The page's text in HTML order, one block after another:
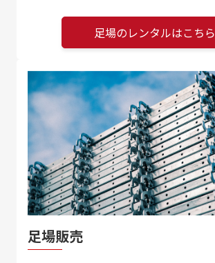
足場のレンタルはこちら
足場販売